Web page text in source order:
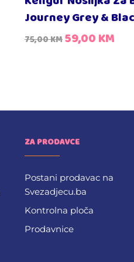
Journey Grey &
75,00KM59,00KM
ZA PRODAVCE
Postani prodavac na
Svezadjecu.ba
Kontrolna ploča
Prodavnice